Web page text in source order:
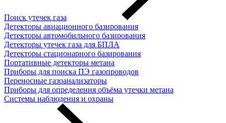
Поиск утечек газа
Детекторы авиационного базирования
Детекторы автомобильного базирования
Детекторы утечек газа для БПЛА
Детекторы стационарного базирования
Портативные детекторы метана
Приборы для поиска ПЭ газопроводов
Переносные газоанализаторы
Приборы для определения объёма утечки метана
Системы наблюдения и охраны